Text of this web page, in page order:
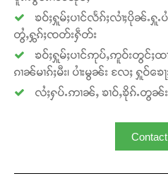
ၶဝ်ႈႁူမ်ႈပၢင်လႅၵ်ႈလၢႆႈပိုၼ်ႉႁူ
တွႆႇႁွၵ်ႈၸတ်းႁဵတ်း
ၶဝ်ႈႁူမ်ႈပၢင်ဢုပ်ႇဢူဝ်းတွင်ႈထၢ
ၵၢၼ်မၢၵ်ႈမီး၊ ပၢႆးမွၼ်း လႄႈ ႁူဝ်ၶ
လႆႈႁပ်ႉဢၢၼ်ႇ ၶၢဝ်ႇၶိုၵ်ႉတွ
Contact